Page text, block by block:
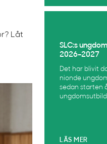
Låt
SLC:s
2026–2027
Det har blivit
nionde
sedan starten
LÄS MER